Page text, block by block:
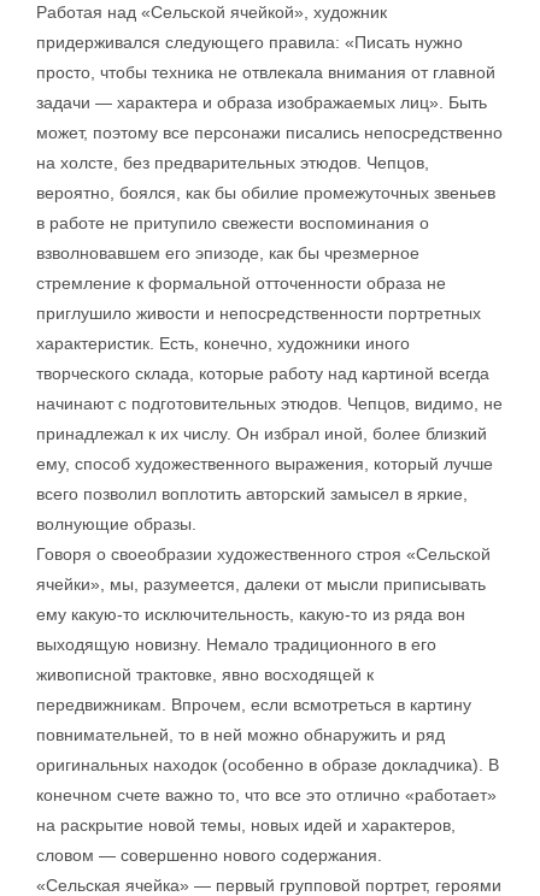
Работая над «Сельской ячейкой», художник
придерживался следующего правила: «Писать нужно
просто, чтобы техника не отвлекала внимания от главной
задачи — характера и образа изображаемых лиц». Быть
может, поэтому все персонажи писались непосредственно
на холсте, без предварительных этюдов. Чепцов,
вероятно, боялся, как бы обилие промежуточных звеньев
в работе не притупило свежести воспоминания о
взволновавшем его эпизоде, как бы чрезмерное
стремление к формальной отточенности образа не
приглушило живости и непосредственности портретных
характеристик. Есть, конечно, художники иного
творческого склада, которые работу над картиной всегда
начинают с подготовительных этюдов. Чепцов, видимо, не
принадлежал к их числу. Он избрал иной, более близкий
ему, способ художественного выражения, который лучше
всего позволил воплотить авторский замысел в яркие,
волнующие образы.
Говоря о своеобразии художественного строя «Сельской
ячейки», мы, разумеется, далеки от мысли приписывать
ему какую-то исключительность, какую-то из ряда вон
выходящую новизну. Немало традиционного в его
живописной трактовке, явно восходящей к
передвижникам. Впрочем, если всмотреться в картину
повнимательней, то в ней можно обнаружить и ряд
оригинальных находок (особенно в образе докладчика). В
конечном счете важно то, что все это отлично «работает»
на раскрытие новой темы, новых идей и характеров,
словом — совершенно нового содержания.
«Сельская ячейка» — первый групповой портрет, героями